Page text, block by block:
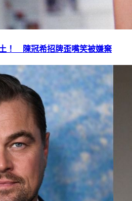
！ 陳冠希招牌歪嘴笑被嫌棄